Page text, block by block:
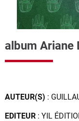
album Ariane
AUTEUR(S) :
EDITEUR : YIL